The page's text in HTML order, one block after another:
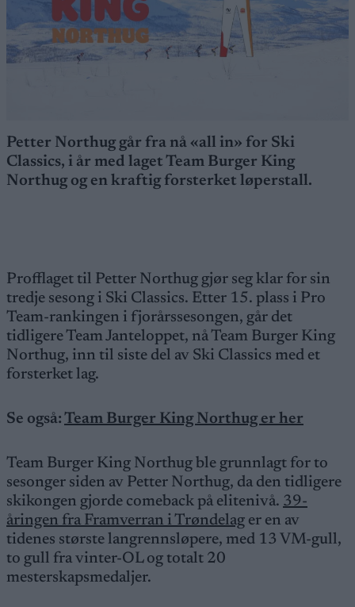
Petter Northug går fra nå «all in» for Ski
Classics, i år med laget Team Burger King
Northug og en kraftig forsterket løperstall.
Profflaget til Petter Northug gjør seg klar for sin
tredje sesong i Ski Classics. Etter 15. plass i Pro
Team-rankingen i fjorårssesongen, går det
tidligere Team Janteloppet, nå Team Burger King
Northug, inn til siste del av Ski Classics med et
forsterket lag.
Se også: Team Burger King Northug er her
Team Burger King Northug ble grunnlagt for to
sesonger siden av Petter Northug, da den tidligere
skikongen gjorde comeback på elitenivå. 39-
åringen fra Framverran i Trøndelag er en av
tidenes største langrennsløpere, med 13 VM-gull,
to gull fra vinter-OL og totalt 20
mesterskapsmedaljer.